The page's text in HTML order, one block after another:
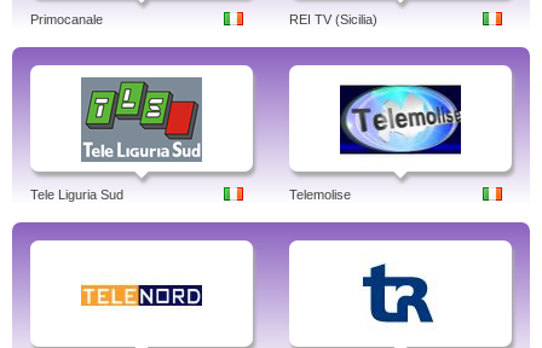
Primocanale REI TV (Sicilia)
Tele Liguria Sud Telemolise